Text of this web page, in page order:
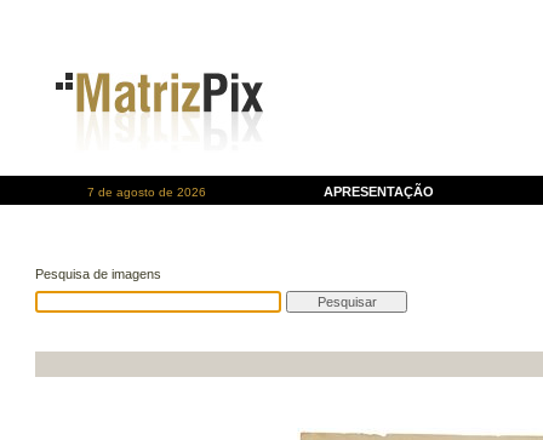
7 de agosto de 2026 APRESENTAÇÃO
Pesquisa de imagens